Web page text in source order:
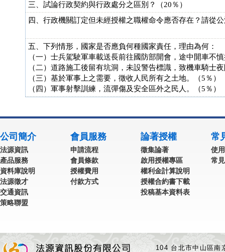
三、試論行政契約與行政處分之區別？（20％）
四、行政機關訂定但未經授權之職權命令應否存在？請從
五、下列情形，國家是否應負何種國家責任，理由為何：
（一）士兵駕駛軍車載送長前往國防部開會，途中開車不
（二）道路施工後留有坑洞，未設警告標識，致機車騎士
（三）基於軍事上之需要，徵收人民所有之土地。（5％）
（四）軍事射擊訓練，流彈傷及安全區外之民人。（5％）
公司簡介
法源資訊
產品服務
資料庫說明
法源徵才
交通資訊
策略聯盟
會員服務
申請流程
會員條款
授權費用
付款方式
論著授權
徵集論著
啟用授權專區
權利金計算說明
授權合約書下載
投稿基本資料表
常
使
常
104 台北市中山區